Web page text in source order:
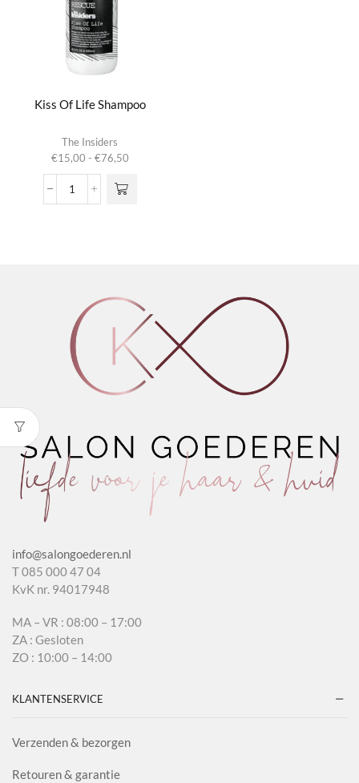
Kiss Of Life Shampoo
The Insiders
€15,00 - €76,50Prijsklasse:
tot
Kiss
heeft
meerdere
Deze optie
info@salongoederen.nl
T 085 000 47 04
KvK nr. 94017948
MA – VR : 08:00 – 17:00
ZA : Gesloten
ZO : 10:00 – 14:00
KLANTENSERVICE
Verzenden & bezorgen
Retouren & garantie